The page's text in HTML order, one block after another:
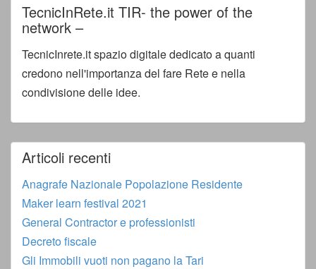
TecnicInRete.it TIR- the power of the
network –
TecnicInrete.it spazio digitale dedicato a quanti
credono nell'importanza del fare Rete e nella
condivisione delle idee.
Articoli recenti
Anagrafe Nazionale Popolazione Residente
Maker learn festival 2021
General Contractor e professionisti
Decreto fiscale
Gli Immobili vuoti non pagano la Tari